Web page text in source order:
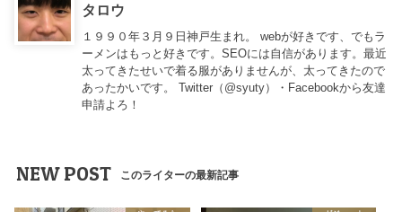
タロウ
１９９０年３月９日神戸生まれ。 webが好きです、でもラ
ーメンはもっと好きです。SEOには自信があります。最近
太ってきたせいで着る服がありませんが、太ってきたので
あったかいです。 Twitter（ @syuty）・Facebookから友達
申請よろ！
NEW POST このライターの最新記事